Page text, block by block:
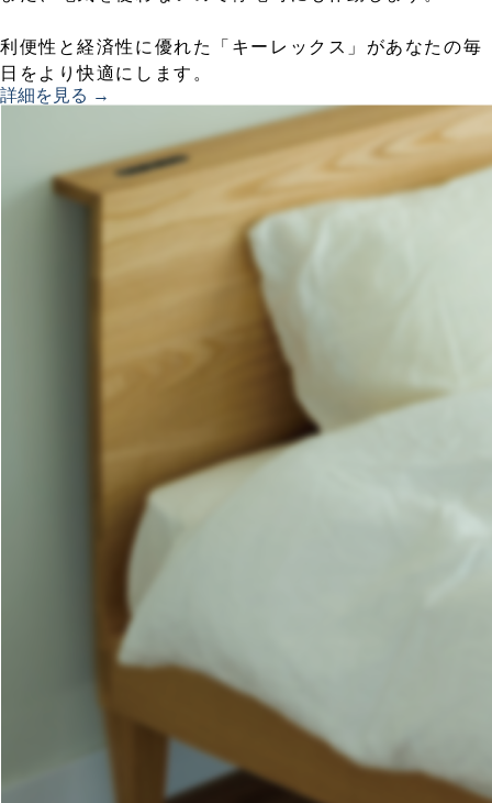
利便性と経済性に優れた「キーレックス」があなたの毎
日をより快適にします。
詳細を見る →